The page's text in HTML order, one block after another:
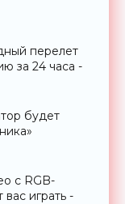
перелет
за 24 часа -
будет
с RGB-
играть -